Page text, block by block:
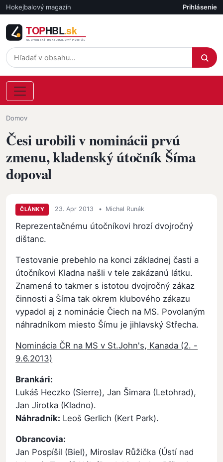
Skočiť na hlavný obsah
Hokejbalový magazín Účet
Prihlásenie
Omrvinka
Domov
Česi urobili v nominácii prvú
zmenu, kladenský útočník Šíma
dopoval
ČLÁNKY 23. Apr 2013 • Michal Runák
Reprezentačnému útočníkovi hrozí dvojročný
dištanc.
Testovanie prebehlo na konci základnej časti a
útočníkovi Kladna našli v tele zakázanú látku.
Znamená to takmer s istotou dvojročný zákaz
činnosti a Šíma tak okrem klubového zákazu
vypadol aj z nominácie Čiech na MS. Povolaným
náhradníkom miesto Šímu je jihlavský Střecha.
Nominácia ČR na MS v St.John's, Kanada (2. -
9.6.2013)
Brankári:
Lukáš Heczko (Sierre), Jan Šimara (Letohrad),
Jan Jirotka (Kladno).
Náhradník: Leoš Gerlich (Kert Park).
Obrancovia:
Jan Pospíšil (Biel), Miroslav Růžička (Ústí nad